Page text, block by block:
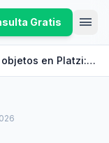
Gratis menu
en Platzi:
todo lo demás